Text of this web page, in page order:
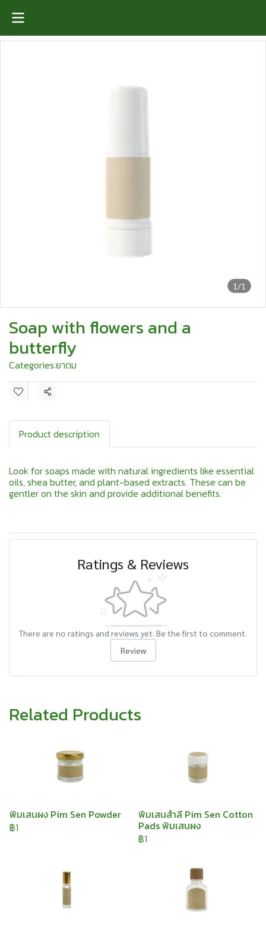
1/1
Soap with flowers and a
butterfly
Categories:ยาดม
Share
Product description
Look for soaps made with natural ingredients like essential
oils, shea butter, and plant-based extracts. These can be
gentler on the skin and provide additional benefits.
Ratings & Reviews
There are no ratings and reviews yet. Be the first to comment.
Review
Related Products
พิมเสนผง Pim Sen Powder
฿1
พิมเสนสำลี Pim Sen Cotton
Pads พิมเสนผง
฿1